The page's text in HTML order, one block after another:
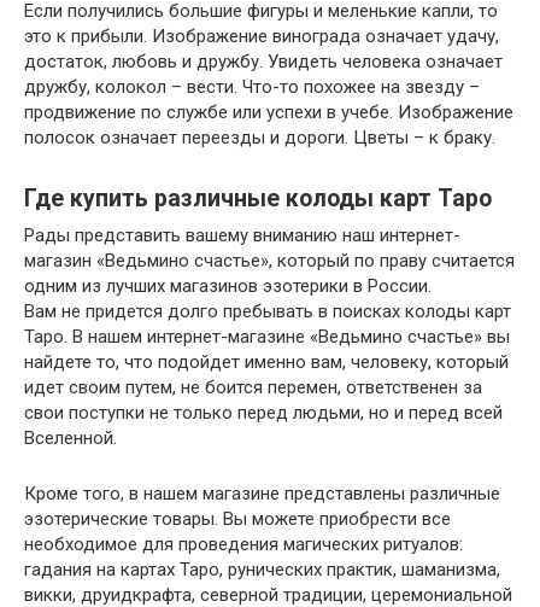
Если получились большие фигуры и меленькие капли, то
это к прибыли. Изображение винограда означает удачу,
достаток, любовь и дружбу. Увидеть человека означает
дружбу, колокол – вести. Что-то похожее на звезду –
продвижение по службе или успехи в учебе. Изображение
полосок означает переезды и дороги. Цветы – к браку.
Где купить различные колоды карт Таро
Рады представить вашему вниманию наш интернет-
магазин «Ведьмино счастье», который по праву считается
одним из лучших магазинов эзотерики в России.
Вам не придется долго пребывать в поисках колоды карт
Таро. В нашем интернет-магазине «Ведьмино счастье» вы
найдете то, что подойдет именно вам, человеку, который
идет своим путем, не боится перемен, ответственен за
свои поступки не только перед людьми, но и перед всей
Вселенной.
Кроме того, в нашем магазине представлены различные
эзотерические товары. Вы можете приобрести все
необходимое для проведения магических ритуалов:
гадания на картах Таро, рунических практик, шаманизма,
викки, друидкрафта, северной традиции, церемониальной